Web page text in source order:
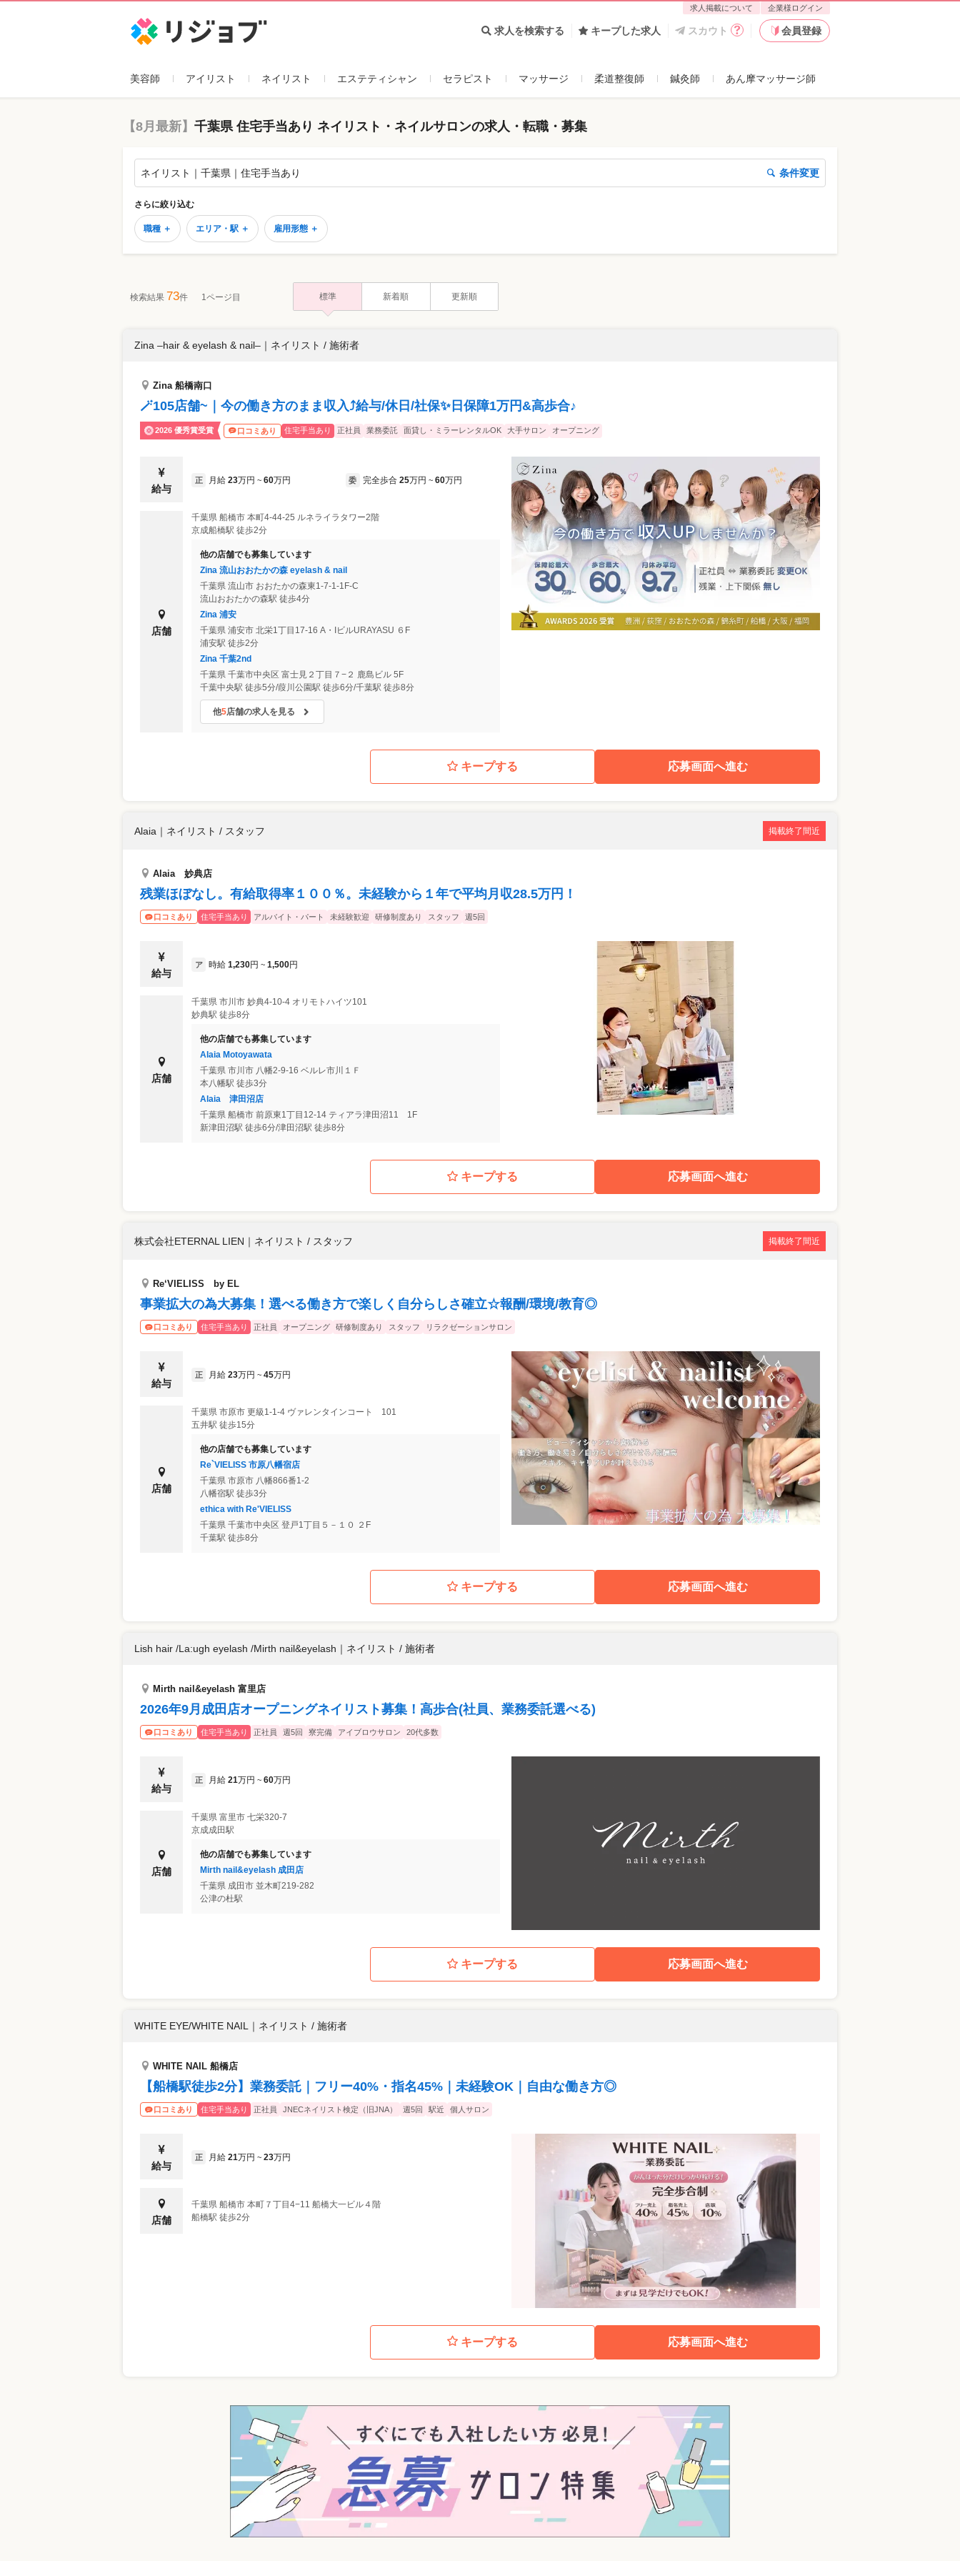
求人掲載について 企業様ログイン
求人を検索する キープした求人 スカウト 会員登録
美容師 アイリスト ネイリスト エステティシャン セラピスト マッサージ 柔道整復師 鍼灸師 あん摩マッサージ師
【8月最新】 千葉県 住宅手当あり ネイリスト・ネイルサロンの求人・転職・募集
ネイリスト｜千葉県｜住宅手当あり 条件変更
さらに絞り込む
職種 ＋ エリア・駅 ＋ 雇用形態 ＋
検索結果 73件 1ページ目 標準 新着順 更新順
Zina –hair & eyelash & nail– ｜ ネイリスト / 施術者
Zina 船橋南口
🪄105店舗~｜今の働き方のまま収入⤴️給与/休日/社保✨日保障1万円&高歩合♪
2026 優秀賞受賞 口コミあり 住宅手当あり 正社員 業務委託 面貸し・ミラーレンタルOK 大手サロン オープニング
給与
正 月給 23万円 ~ 60万円 委 完全歩合 25万円 ~ 60万円
店舗
千葉県 船橋市 本町4-44-25 ルネライラタワー2階
京成船橋駅 徒歩2分
他の店舗でも募集しています
Zina 流山おおたかの森 eyelash & nail
千葉県 流山市 おおたかの森東1-7-1-1F-C
流山おおたかの森駅 徒歩4分
Zina 浦安
千葉県 浦安市 北栄1丁目17-16 A・IビルURAYASU ６F
浦安駅 徒歩2分
Zina 千葉2nd
千葉県 千葉市中央区 富士見２丁目７−２ 鹿島ビル 5F
千葉中央駅 徒歩5分/葭川公園駅 徒歩6分/千葉駅 徒歩8分
他5店舗の求人を見る
キープする 応募画面へ進む
掲載終了間近
Alaia ｜ ネイリスト / スタッフ
Alaia 妙典店
残業ほぼなし。有給取得率１００％。未経験から１年で平均月収28.5万円！
口コミあり 住宅手当あり アルバイト・パート 未経験歓迎 研修制度あり スタッフ 週5回
給与
ア 時給 1,230円 ~ 1,500円
店舗
千葉県 市川市 妙典4-10-4 オリモトハイツ101
妙典駅 徒歩8分
他の店舗でも募集しています
Alaia Motoyawata
千葉県 市川市 八幡2-9-16 ベルレ市川１Ｆ
本八幡駅 徒歩3分
Alaia 津田沼店
千葉県 船橋市 前原東1丁目12-14 ティアラ津田沼11 1F
新津田沼駅 徒歩6分/津田沼駅 徒歩8分
キープする 応募画面へ進む
掲載終了間近
株式会社ETERNAL LIEN ｜ ネイリスト / スタッフ
Re‘VIELISS by EL
事業拡大の為大募集！選べる働き方で楽しく自分らしさ確立☆報酬/環境/教育◎
口コミあり 住宅手当あり 正社員 オープニング 研修制度あり スタッフ リラクゼーションサロン
給与
正 月給 23万円 ~ 45万円
店舗
千葉県 市原市 更級1-1-4 ヴァレンタインコート 101
五井駅 徒歩15分
他の店舗でも募集しています
Re`VIELISS 市原八幡宿店
千葉県 市原市 八幡866番1-2
八幡宿駅 徒歩3分
ethica with Re'VIELISS
千葉県 千葉市中央区 登戸1丁目５－１０ ２F
千葉駅 徒歩8分
キープする 応募画面へ進む
Lish hair /La:ugh eyelash /Mirth nail&eyelash ｜ ネイリスト / 施術者
Mirth nail&eyelash 富里店
2026年9月成田店オープニングネイリスト募集！高歩合(社員、業務委託選べる)
口コミあり 住宅手当あり 正社員 週5回 寮完備 アイブロウサロン 20代多数
給与
正 月給 21万円 ~ 60万円
店舗
千葉県 富里市 七栄320-7
京成成田駅
他の店舗でも募集しています
Mirth nail&eyelash 成田店
千葉県 成田市 並木町219-282
公津の杜駅
キープする 応募画面へ進む
WHITE EYE/WHITE NAIL ｜ ネイリスト / 施術者
WHITE NAIL 船橋店
【船橋駅徒歩2分】業務委託｜フリー40%・指名45%｜未経験OK｜自由な働き方◎
口コミあり 住宅手当あり 正社員 JNECネイリスト検定（旧JNA） 週5回 駅近 個人サロン
給与
正 月給 21万円 ~ 23万円
店舗
千葉県 船橋市 本町７丁目4−11 船橋大一ビル４階
船橋駅 徒歩2分
キープする 応募画面へ進む